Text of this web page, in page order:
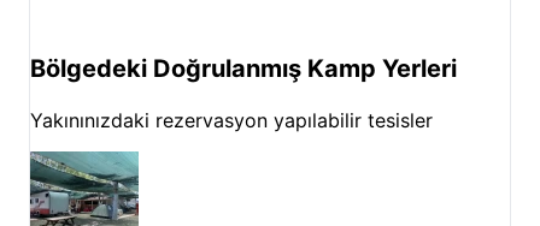
florasını ve faunasını keşfedebilirsiniz. Temiz
hava ve kuş sesleri eşliğinde ruhunuzu
dinlendirebilirsiniz.
Yoga ve Etkinlikler:
yoga seanslarına veya diğer etkinliklere katılarak
bedensel ve zihinsel rahatlama deneyimi
Bölgedeki Doğrulanmış Kamp Yerleri
Yakınınızdaki rezervasyon yapılabilir tesisler